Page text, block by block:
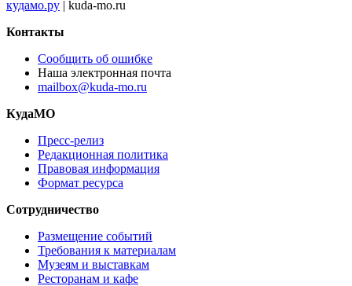
кудамо.ру | kuda-mo.ru
Контакты
Сообщить об ошибке
Наша электронная почта
mailbox@kuda-mo.ru
КудаМО
Пресс-релиз
Редакционная политика
Правовая информация
Формат ресурса
Сотрудничество
Размещение событий
Требования к материалам
Музеям и выставкам
Ресторанам и кафе